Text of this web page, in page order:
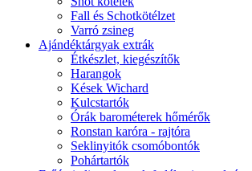
Fall és Schotkötélzet
Varró zsineg
Ajándéktárgyak extrák
Étkészlet, kiegészítők
Harangok
Kések Wichard
Kulcstartók
Órák barométerek hőmérők
Ronstan karóra - rajtóra
Seklinyitók csomóbontók
Pohártartók